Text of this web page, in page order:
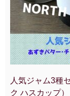
人気ジャム3種
ク ハスカップ）